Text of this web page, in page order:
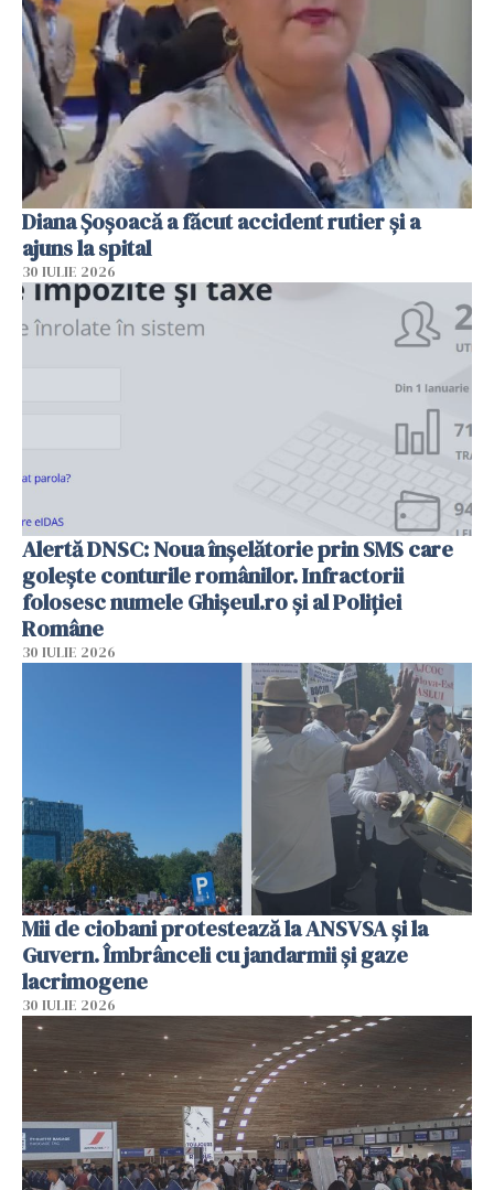
Diana Șoșoacă a făcut accident rutier și a
ajuns la spital
30 IULIE 2026
Alertă DNSC: Noua înșelătorie prin SMS care
golește conturile românilor. Infractorii
folosesc numele Ghișeul.ro și al Poliției
Române
30 IULIE 2026
Mii de ciobani protestează la ANSVSA și la
Guvern. Îmbrânceli cu jandarmii și gaze
lacrimogene
30 IULIE 2026